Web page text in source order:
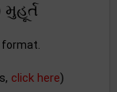
click here)